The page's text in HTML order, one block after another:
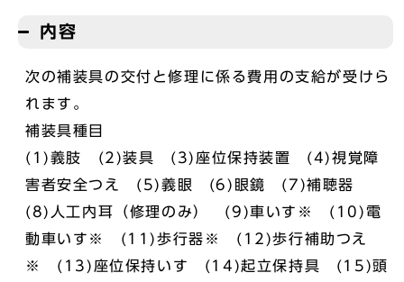
内容
次の補装具の交付と修理に係る費用の支給が受けら
れます。
補装具種目
(1)義肢 (2)装具 (3)座位保持装置 (4)視覚障
害者安全つえ (5)義眼 (6)眼鏡 (7)補聴器
(8)人工内耳（修理のみ） (9)車いす※ (10)電
動車いす※ (11)歩行器※ (12)歩行補助つえ
※ (13)座位保持いす (14)起立保持具 (15)頭